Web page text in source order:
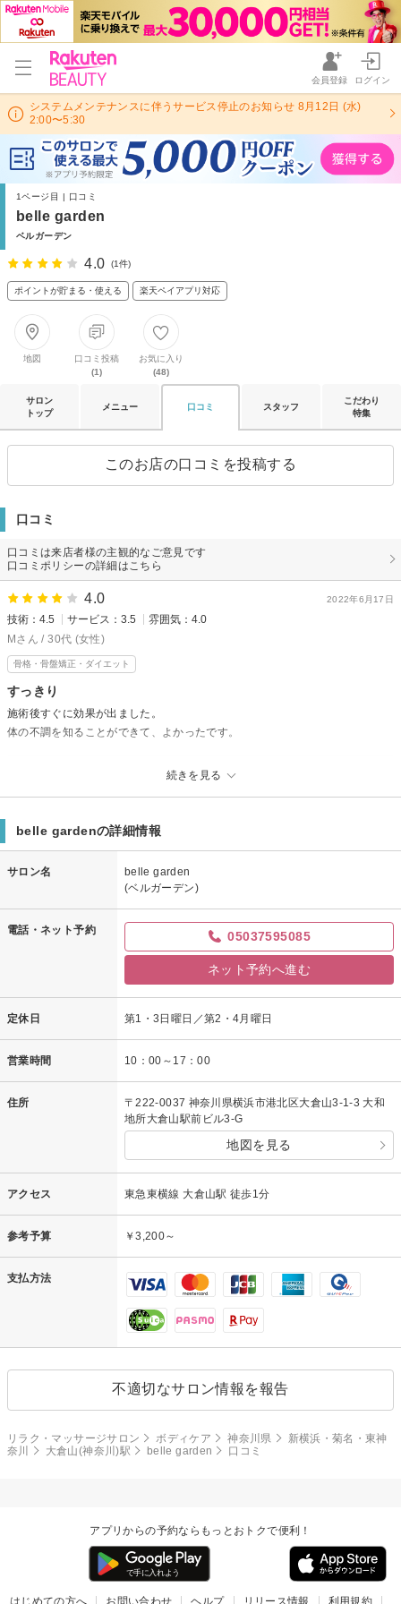
会員登録 ログイン
システムメンテナンスに伴うサービス停止のお知らせ 8月12日 (水)
2:00〜5:30
1ページ目 | 口コミ
belle garden
ベルガーデン
4.0 (1件)
ポイントが貯まる・使える 楽天ペイアプリ対応
地図
口コミ投稿
(1)
お気に入り
(48)
サロン
トップ
メニュー 口コミ スタッフ
こだわり
特集
このお店の口コミを投稿する
口コミ
口コミは来店者様の主観的なご意見です
口コミポリシーの詳細はこちら
2022年6月17日
4.0
技術：4.5 サービス：3.5
雰囲気：4.0
Mさん / 30代 (女性)
骨格・骨盤矯正・ダイエット
すっきり
続きを見る
施術後すぐに効果が出ました。
体の不調を知ることができて、よかったです。
施術の効果を実感して頂けて良かったです。
次回のご来店も楽しみにお待ちしております(*^-^*)
ベルガーデン笛木
belle gardenの詳細情報
サロン名
belle garden
(ベルガーデン)
電話・ネット予約 05037595085
ネット予約へ進む
定休日 第1・3日曜日／第2・4月曜日
営業時間 10：00～17：00
住所
〒222-0037 神奈川県横浜市港北区大倉山3-1-3 大和
地所大倉山駅前ビル3-G
地図を見る
アクセス 東急東横線 大倉山駅 徒歩1分
参考予算 ￥3,200～
支払方法
不適切なサロン情報を報告
リラク・マッサージサロン ボディケア 神奈川県
新横浜・菊名・東神
奈川
大倉山(神奈川)駅 belle garden 口コミ
アプリからの予約ならもっとおトクで便利！
はじめての方へ お問い合わせ ヘルプ リリース情報 利用規約